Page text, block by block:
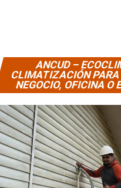
ANCUD –
CLIMATIZACIÓN PARA
NEGOCIO, OFICINA O